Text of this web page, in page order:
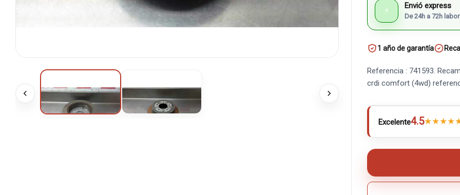
⚡ Envió express
De 24h a 72h
1 año de garantía
Referencia : 741593.
crdi comfort (4wd)
Excelente4.5★★★★